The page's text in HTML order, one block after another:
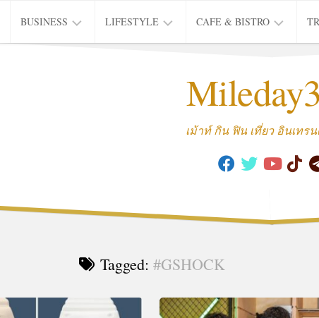
BUSINESS LIFESTYLE
&
SERIES
CAFE & BISTRO
CAFE
เม้าท์ กิน ฟิน เที่ยว อินเทร
Tagged: #GSHOCK